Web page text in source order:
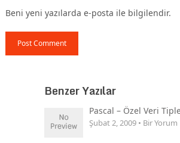
Beni yeni yazılarda e-posta ile bilgilendir.
Benzer Yazılar
Pascal – Özel Veri
Şubat 2, 2009 • Bir Yorum